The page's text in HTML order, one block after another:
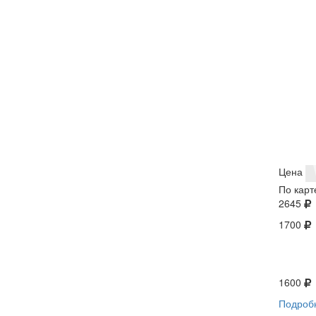
Цена
По
2645
1700
1600